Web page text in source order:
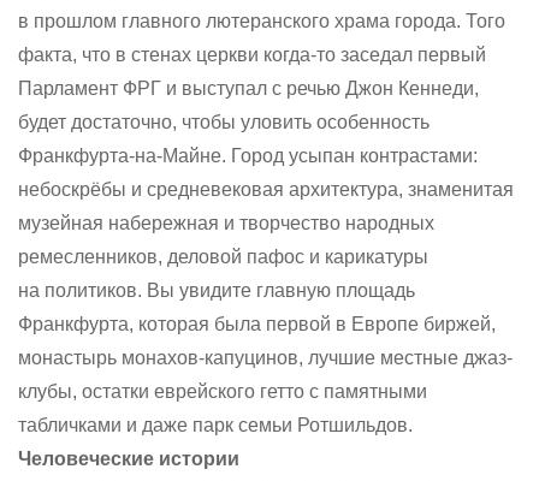
в прошлом главного лютеранского храма города. Того
факта, что в стенах церкви когда-то заседал первый
Парламент ФРГ и выступал с речью Джон Кеннеди,
будет достаточно, чтобы уловить особенность
Франкфурта-на-Майне. Город усыпан контрастами:
небоскрёбы и средневековая архитектура, знаменитая
музейная набережная и творчество народных
ремесленников, деловой пафос и карикатуры
на политиков. Вы увидите главную площадь
Франкфурта, которая была первой в Европе биржей,
монастырь монахов-капуцинов, лучшие местные джаз-
клубы, остатки еврейского гетто с памятными
табличками и даже парк семьи Ротшильдов.
Человеческие истории